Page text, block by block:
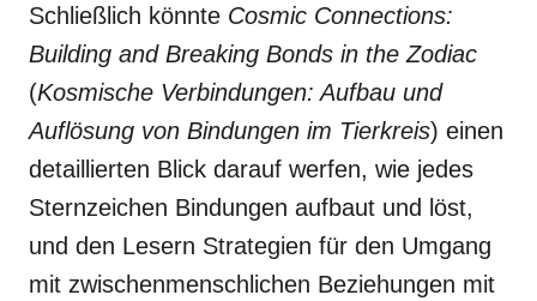
Schließlich könnte Cosmic Connections:
Building and Breaking Bonds in the Zodiac
(Kosmische Verbindungen: Aufbau und
Auflösung von Bindungen im Tierkreis) einen
detaillierten Blick darauf werfen, wie jedes
Sternzeichen Bindungen aufbaut und löst,
und den Lesern Strategien für den Umgang
mit zwischenmenschlichen Beziehungen mit